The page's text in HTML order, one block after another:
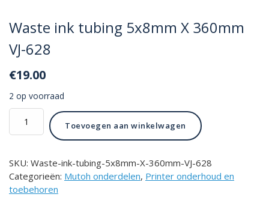
Waste ink tubing 5x8mm X 360mm
VJ-628
€19.00
2 op voorraad
Waste
X
360mm
VJ-
Toevoegen aan winkelwagen
SKU: Waste-ink-tubing-5x8mm-X-360mm-VJ-628
Categorieën: Mutoh onderdelen, Printer onderhoud en
toebehoren